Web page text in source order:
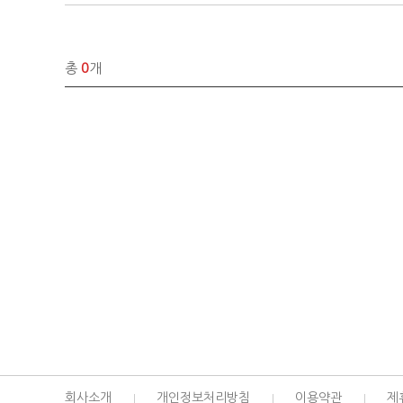
총 0개
회사소개 개인정보처리방침 이용약관 제